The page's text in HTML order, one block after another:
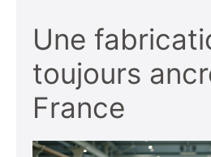
Une
toujours
France